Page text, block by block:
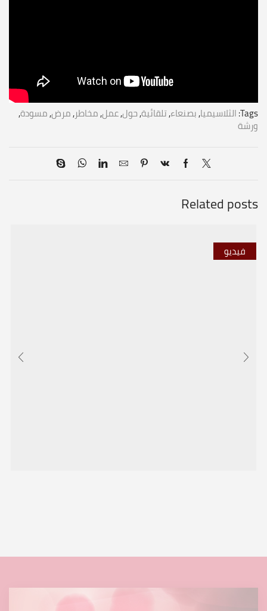
Tags: الثلاسيميا,بصنعاء,تلقائية,حول,عمل,مخاطر,مرض,مسودة,
ورشة
Related posts
فيديو